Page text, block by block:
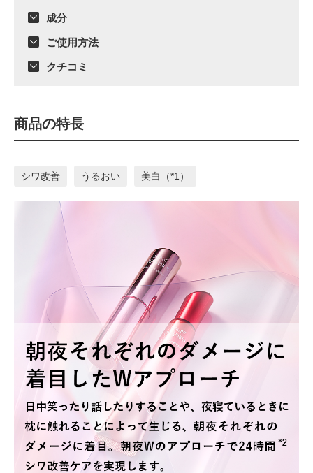
成分
ご使用方法
クチコミ
商品の特長
シワ改善 うるおい 美白（*1）